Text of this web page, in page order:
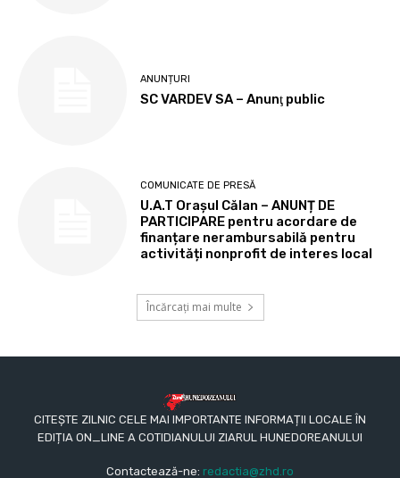
ANUNȚURI
SC VARDEV SA – Anunţ public
COMUNICATE DE PRESĂ
U.A.T Orașul Călan – ANUNȚ DE
PARTICIPARE pentru acordare de
finanțare nerambursabilă pentru
activități nonprofit de interes local
Încărcați mai multe
CITEȘTE ZILNIC CELE MAI IMPORTANTE INFORMAȚII LOCALE ÎN
EDIȚIA ON_LINE A COTIDIANULUI ZIARUL HUNEDOREANULUI
Contactează-ne: redactia@zhd.ro